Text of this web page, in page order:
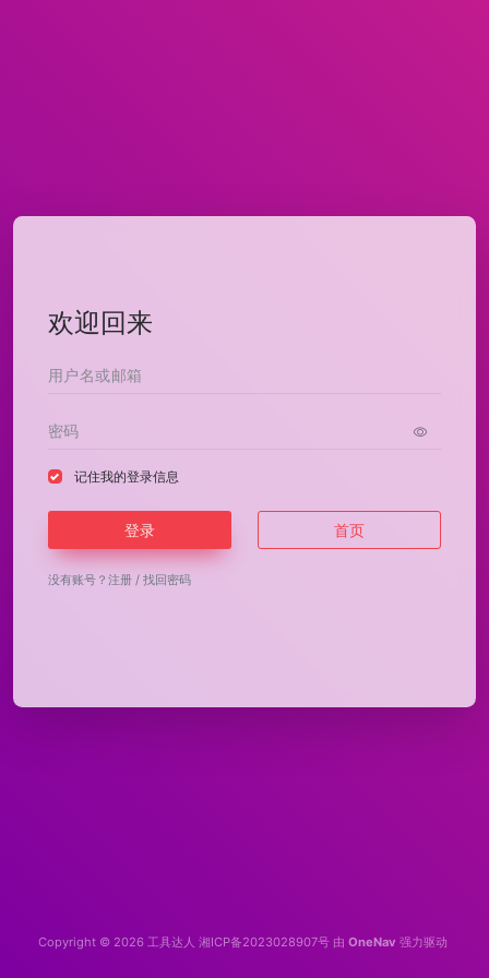
欢迎回来
记住我的登录信息
登录 首页
没有账号？ 注册 / 找回密码
Copyright © 2026 工具达人 湘ICP备2023028907号 由 OneNav 强力驱动